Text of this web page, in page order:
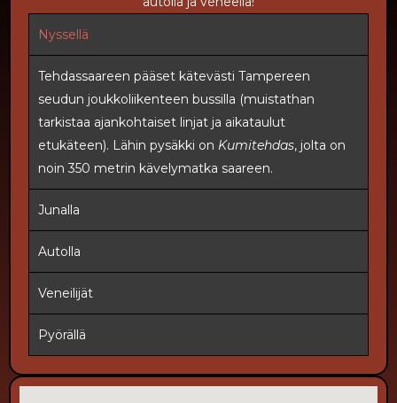
Nyssellä
Tehdassaareen pääset kätevästi Tampereen
seudun joukkoliikenteen bussilla (muistathan
tarkistaa ajankohtaiset linjat ja aikataulut
etukäteen). Lähin pysäkki on Kumitehdas, jolta on
noin 350 metrin kävelymatka saareen.
Junalla
Autolla
Veneilijät
Pyörällä